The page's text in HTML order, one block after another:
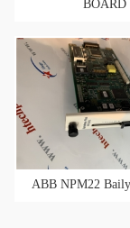
BOARD
ABB NPM22